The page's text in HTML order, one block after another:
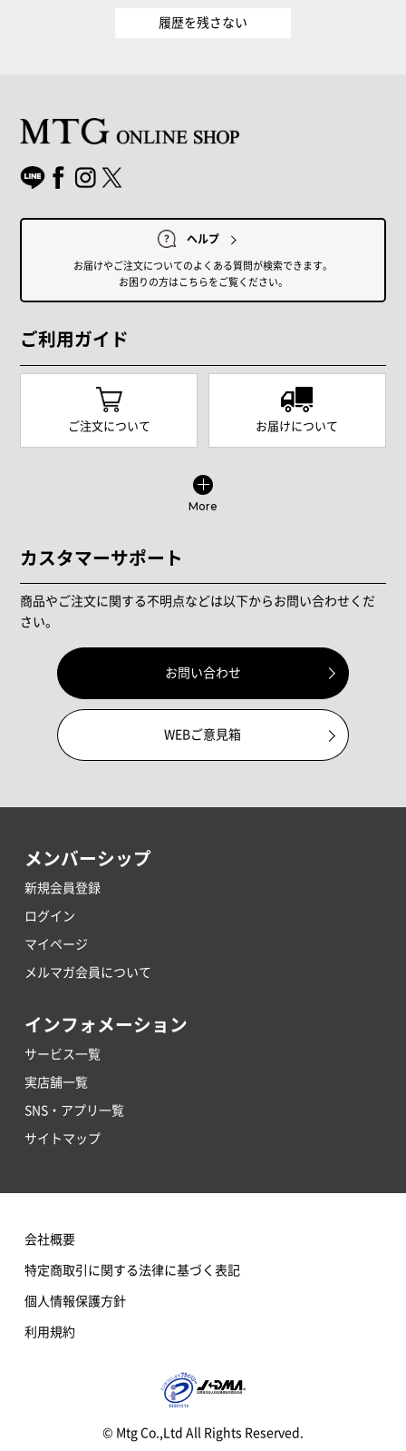
履歴を残さない
ヘルプ
お届けやご注文についてのよくある質問が検索できます。
お困りの方はこちらをご覧ください。
ご利用ガイド
ご注文について お届けについて
More
カスタマーサポート
商品やご注文に関する不明点などは以下からお問い合わせくだ
さい。
お問い合わせ
WEBご意見箱
メンバーシップ
新規会員登録
ログイン
マイページ
メルマガ会員について
インフォメーション
サービス一覧
実店舗一覧
SNS・アプリ一覧
サイトマップ
会社概要
特定商取引に関する法律に基づく表記
個人情報保護方針
利用規約
© Mtg Co.,Ltd All Rights Reserved.